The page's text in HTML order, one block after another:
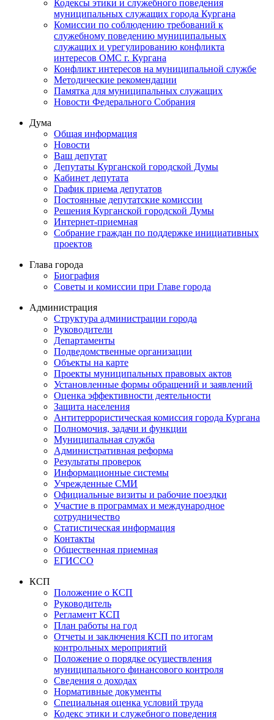
Кодексы этики и служебного поведения
муниципальных служащих города Кургана
Комиссии по соблюдению требований к
служебному поведению муниципальных
служащих и урегулированию конфликта
интересов ОМС г. Кургана
Конфликт интересов на муниципальной службе
Методические рекомендации
Памятка для муниципальных служащих
Новости Федерального Cобрания
Дума
Общая информация
Новости
Ваш депутат
Депутаты Курганской городской Думы
Кабинет депутата
График приема депутатов
Постоянные депутатские комиссии
Решения Курганской городской Думы
Интернет-приемная
Собрание граждан по поддержке инициативных
проектов
Глава города
Биография
Советы и комиссии при Главе города
Администрация
Структура администрации города
Руководители
Департаменты
Подведомственные организации
Объекты на карте
Проекты муниципальных правовых актов
Установленные формы обращений и заявлений
Оценка эффективности деятельности
Защита населения
Антитеррористическая комиссия города Кургана
Полномочия, задачи и функции
Муниципальная служба
Административная реформа
Результаты проверок
Информационные системы
Учрежденные СМИ
Официальные визиты и рабочие поездки
Участие в программах и международное
сотрудничество
Статистическая информация
Контакты
Общественная приемная
ЕГИССО
КСП
Положение о КСП
Руководитель
Регламент КСП
План работы на год
Отчеты и заключения КСП по итогам
контрольных мероприятий
Положение о порядке осуществления
муниципального финансового контроля
Сведения о доходах
Нормативные документы
Специальная оценка условий труда
Кодекс этики и служебного поведения